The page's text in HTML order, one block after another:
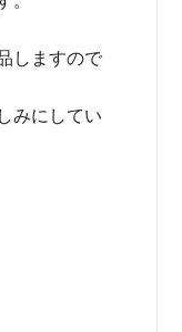
しますので
みにしてい